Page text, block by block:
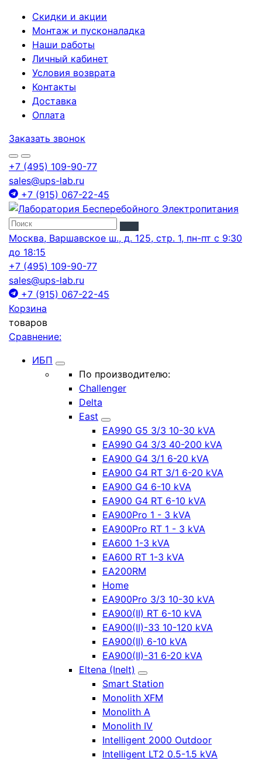
Скидки и акции
Монтаж и пусконаладка
Наши работы
Личный кабинет
Условия возврата
Контакты
Доставка
Оплата
Заказать звонок
+7 (495) 109-90-77
sales@ups-lab.ru
+7 (915) 067-22-45
Москва, Варшавское ш., д. 125, стр. 1, пн-пт с 9:30
до 18:15
+7 (495) 109-90-77
sales@ups-lab.ru
+7 (915) 067-22-45
Корзина
товаров
Сравнение:
ИБП
По производителю:
Challenger
Delta
East
EA990 G5 3/3 10-30 kVA
EA990 G4 3/3 40-200 kVA
EA900 G4 3/1 6-20 kVA
EA900 G4 RT 3/1 6-20 kVA
EA900 G4 6-10 kVA
EA900 G4 RT 6-10 kVA
EA900Pro 1 - 3 kVA
EA900Pro RT 1 - 3 kVA
EA600 1-3 kVA
EA600 RT 1-3 kVA
EA200RM
Home
EA900Pro 3/3 10-30 kVA
EA900(II) RT 6-10 kVA
EA900(II)-33 10-120 kVA
EA900(II) 6-10 kVA
EA900(II)-31 6-20 kVA
Eltena (Inelt)
Smart Station
Monolith XFM
Monolith A
Monolith IV
Intelligent 2000 Outdoor
Intelligent LT2 0.5-1.5 kVA